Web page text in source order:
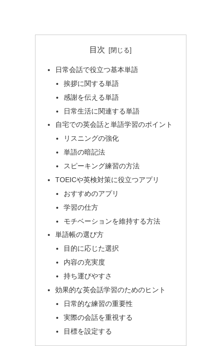
目次
日常会話で役立つ基本単語
挨拶に関する単語
感謝を伝える単語
日常生活に関連する単語
自宅での英会話と単語学習のポイント
リスニングの強化
単語の暗記法
スピーキング練習の方法
TOEICや英検対策に役立つアプリ
おすすめのアプリ
学習の仕方
モチベーションを維持する方法
単語帳の選び方
目的に応じた選択
内容の充実度
持ち運びやすさ
効果的な英会話学習のためのヒント
日常的な練習の重要性
実際の会話を重視する
目標を設定する